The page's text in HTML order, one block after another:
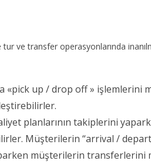
ve transfer operasyonlarında
up / drop off » işlemlerini
planlarının takiplerini
Müşterilerin “arrival /
müşterilerin transferlerini